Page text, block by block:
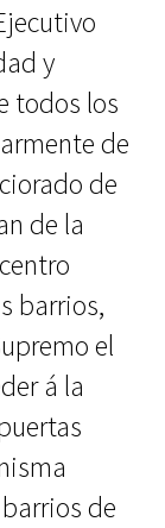
y
todos los
de
de
de la
barrios,
el
á la
de